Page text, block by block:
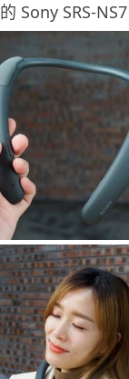
的 Sony SRS-NS7